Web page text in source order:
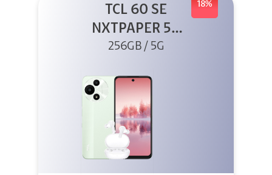
18%
TCL 60 SE
NXTPAPER 5G
256GB Verde +
256GB / 5G